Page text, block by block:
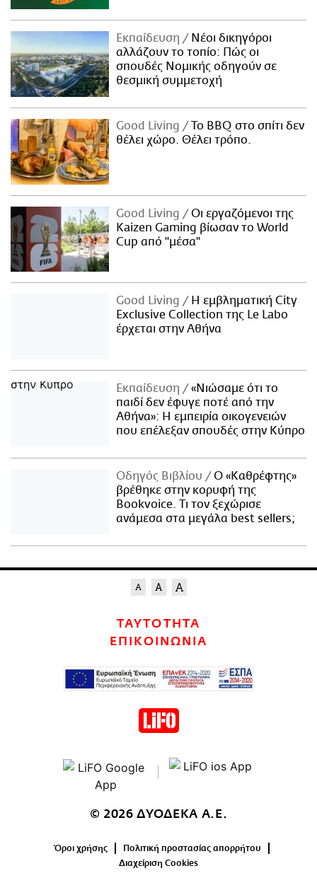
Εκπαίδευση
Νέοι δικηγόροι
αλλάζουν το τοπίο: Πώς οι
σπουδές Νομικής οδηγούν σε
θεσμική συμμετοχή
Good Living
Το BBQ στο σπίτι δεν
θέλει χώρο. Θέλει τρόπο.
Good Living
Οι εργαζόμενοι της
Kaizen Gaming βίωσαν το World
Cup από "μέσα"
Good Living
Η εμβληματική City
Exclusive Collection της Le Labo
έρχεται στην Αθήνα
Εκπαίδευση
«Νιώσαμε ότι το
παιδί δεν έφυγε ποτέ από την
Αθήνα»: Η εμπειρία οικογενειών
που επέλεξαν σπουδές στην Κύπρο
Οδηγός Βιβλίου
Ο «Καθρέφτης»
βρέθηκε στην κορυφή της
Bookvoice. Τι τον ξεχώρισε
ανάμεσα στα μεγάλα best sellers;
ΤΑΥΤΟΤΗΤΑ
ΕΠΙΚΟΙΝΩΝΙΑ
© 2026 ΔΥΟΔΕΚΑ Α.Ε.
Όροι χρήσης
Πολιτική προστασίας απορρήτου
Διαχείριση Cookies